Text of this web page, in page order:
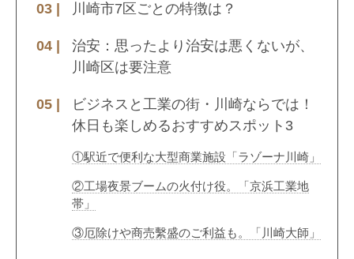
川崎市7区ごとの特徴は？
治安：思ったより治安は悪くないが、
川崎区は要注意
ビジネスと工業の街・川崎ならでは！
休日も楽しめるおすすめスポット3
①駅近で便利な大型商業施設「ラゾーナ川崎」
②工場夜景ブームの火付け役。「京浜工業地
帯」
③厄除けや商売繫盛のご利益も。「川崎大師」